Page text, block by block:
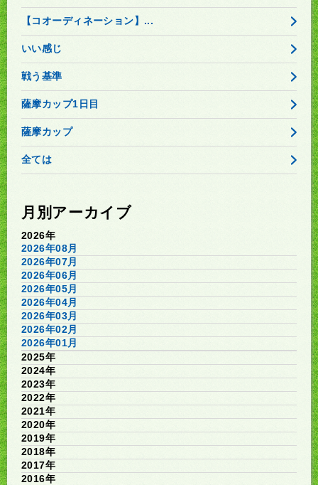
【コオーディネーション】...
いい感じ
戦う基準
薩摩カップ1日目
薩摩カップ
全ては
月別アーカイブ
2026年
2026年08月
2026年07月
2026年06月
2026年05月
2026年04月
2026年03月
2026年02月
2026年01月
2025年
2024年
2023年
2022年
2021年
2020年
2019年
2018年
2017年
2016年